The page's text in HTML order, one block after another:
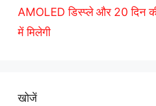
s
AMOLED डिस्प्ले और 20 दिन
में मिलेगी
खोजें